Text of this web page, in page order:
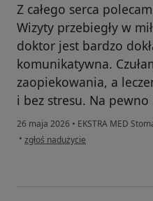
Z całego serca
Wizyty przebiegły w
doktor jest bardzo
komunikatywna.
zaopiekowania, a
i bez stresu. Na pewno
26 maja 2026 • EKSTRA MED
• w opinii użytkownika Anna M.
zgłoś nadużycie